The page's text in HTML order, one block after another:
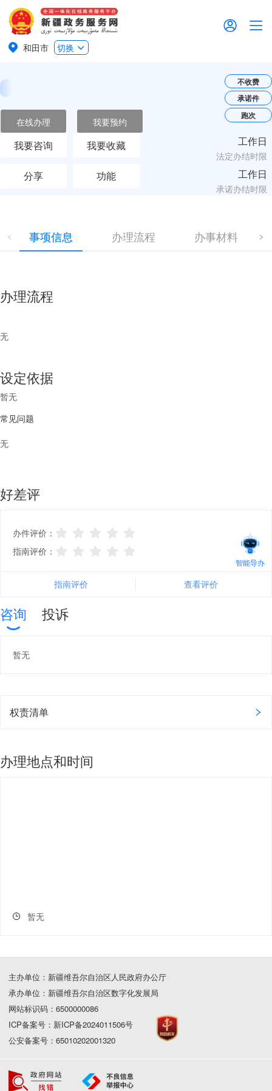
和田市 切换
智能导办
在线办理 我要预约
我要咨询 我要收藏
分享 功能
不收费
承诺件
跑次
工作日
法定办结时限
工作日
承诺办结时限
事项信息 办理流程 办事材料
办理流程
无
设定依据
暂无
常见问题
无
好差评
办件评价：
指南评价：
指南评价 查看评价
咨询 投诉
暂无
权责清单
办理地点和时间
暂无
主办单位：新疆维吾尔自治区人民政府办公厅
承办单位：新疆维吾尔自治区数字化发展局
网站标识码：6500000086
ICP备案号：新ICP备2024011506号
公安备案号：65010202001320